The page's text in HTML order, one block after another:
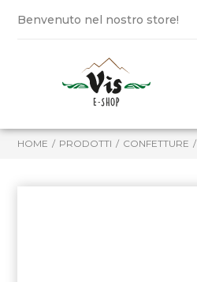
HOME PRODOTTI CONFETTURE
Benvenuto nel nostro store!